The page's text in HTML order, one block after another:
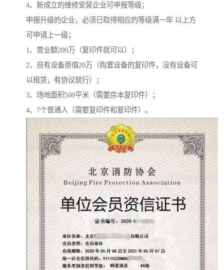
4、新成立的维修安装企业可申报等级；
申报升级的企业，必须已取得相应的等级满一年 以上方
可申请上一级；
1、营业额200万（复印件就可以）；
2、自有设备原值20万（购置设备的复印件，没有设备可
以租赁，有协议就行）；
3、场地面积500平米（需要房本复印件）；
4、7个普通人（需要复印件和复印件）。